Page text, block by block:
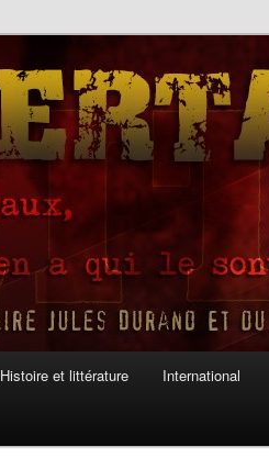
Histoire et littérature International